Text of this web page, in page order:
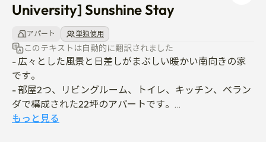
University] Sunshine Stay
アパート 単独使用
このテキストは自動的に翻訳されました
- 広々とした風景と日差しがまぶしい暖かい南向きの家
です。
- 部屋2つ、リビングルーム、トイレ、キッチン、ベラン
ダで構成された22坪のアパートです。
- リニューアルと新しい家電、什器類で改装された新居
もっと見る